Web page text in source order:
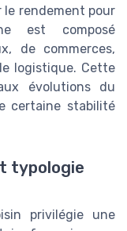
le rendement pour
est composé
de commerces,
logistique. Cette
évolutions du
certaine stabilité
typologie
privilégie une